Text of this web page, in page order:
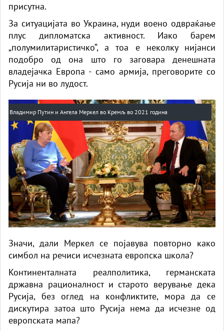
присутна.
За ситуацијата во Украина, нуди воено одвраќање
плус дипломатска активност. Иако барем
„полумилитаристичко“, а тоа е неколку нијанси
подобро од она што го заговара денешната
владејачка Европа - само армија, преговорите со
Русија ни во лудост.
Владимир Путин и Ангела Меркел во Кремљ во 2021 година
Значи, дали Меркел се појавува повторно како
симбол на речиси исчезната европска школа?
Континенталната реалполитика, германската
државна рационалност и старото верување дека
Русија, без оглед на конфликтите, мора да се
дискутира затоа што Русија нема да исчезне од
европската мапа?